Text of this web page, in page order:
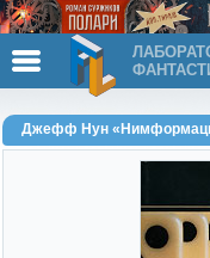
Джефф Нун